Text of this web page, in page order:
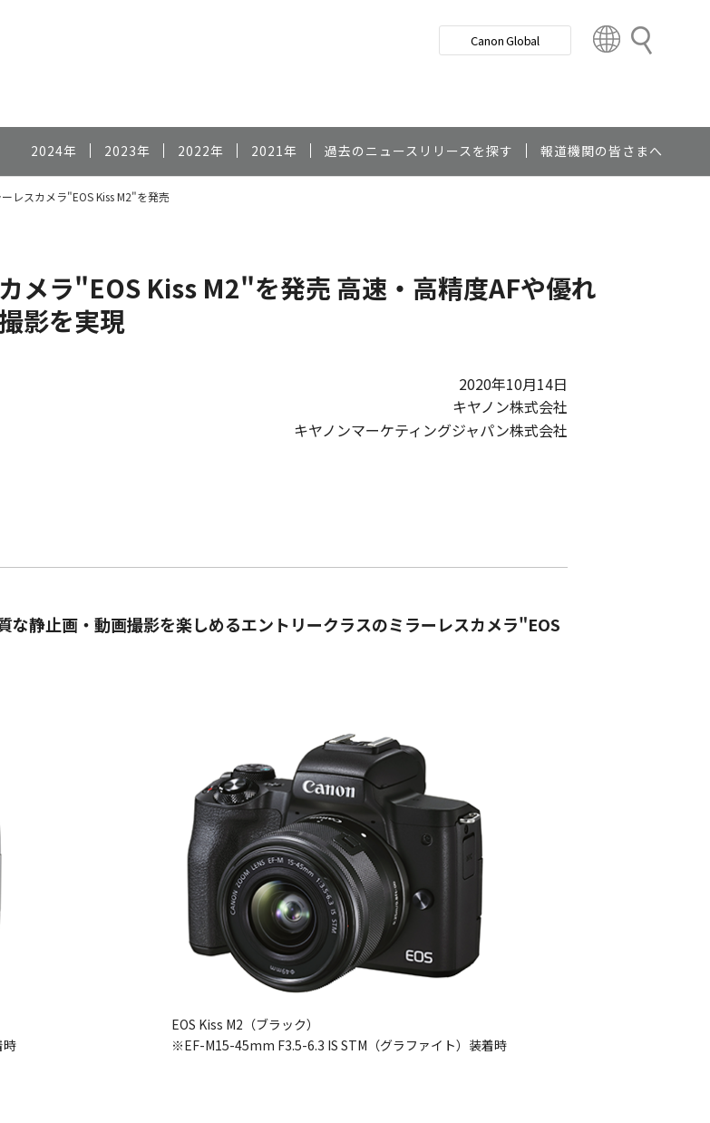
検
Canon Global
t
r
o
2024年 2023年 2022年 2021年 過去のニュースリリースを探す 報道機関の皆さまへ
レスカメラ"EOS Kiss M2"を発売
メラ"EOS Kiss M2"を発売 高速・高精度AFや優れ
影を実現
2020年10月14日
キヤノン株式会社
キヤノンマーケティングジャパン株式会社
な静止画・動画撮影を楽しめるエントリークラスのミラーレスカメラ"EOS
時
EOS Kiss M2（ブラック）
※EF-M15-45mm F3.5-6.3 IS STM（グラファイト）装着時